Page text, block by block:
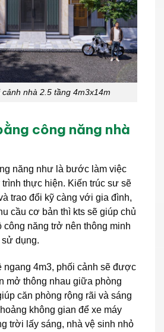
nhà 2.5 tầng 4m3x14m
công năng nhà
năng như là bước làm việc
thực hiện. Kiến trúc sư sẽ
trao đổi kỹ càng với gia đình,
cầu cơ bản thì kts sẽ giúp chủ
công năng trở nên thông minh
dụng.
ngang 4m3, phối cảnh sẽ được
mở thông nhau giữa phòng
căn phòng rộng rãi và sáng
không gian để xe máy
trời lấy sáng, nhà vệ sinh nhỏ